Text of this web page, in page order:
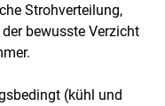
Strohverteilung,
bewusste Verzicht
(kühl und